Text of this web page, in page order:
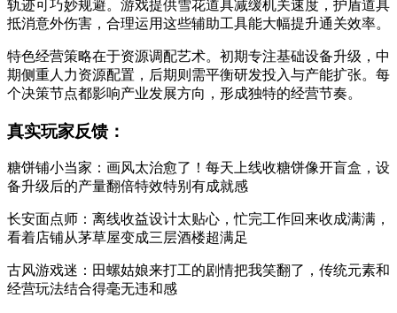
轨迹可巧妙规避。游戏提供雪花道具减缓机关速度，护盾道具
抵消意外伤害，合理运用这些辅助工具能大幅提升通关效率。
特色经营策略在于资源调配艺术。初期专注基础设备升级，中
期侧重人力资源配置，后期则需平衡研发投入与产能扩张。每
个决策节点都影响产业发展方向，形成独特的经营节奏。
真实玩家反馈：
糖饼铺小当家：画风太治愈了！每天上线收糖饼像开盲盒，设
备升级后的产量翻倍特效特别有成就感
长安面点师：离线收益设计太贴心，忙完工作回来收成满满，
看着店铺从茅草屋变成三层酒楼超满足
古风游戏迷：田螺姑娘来打工的剧情把我笑翻了，传统元素和
经营玩法结合得毫无违和感